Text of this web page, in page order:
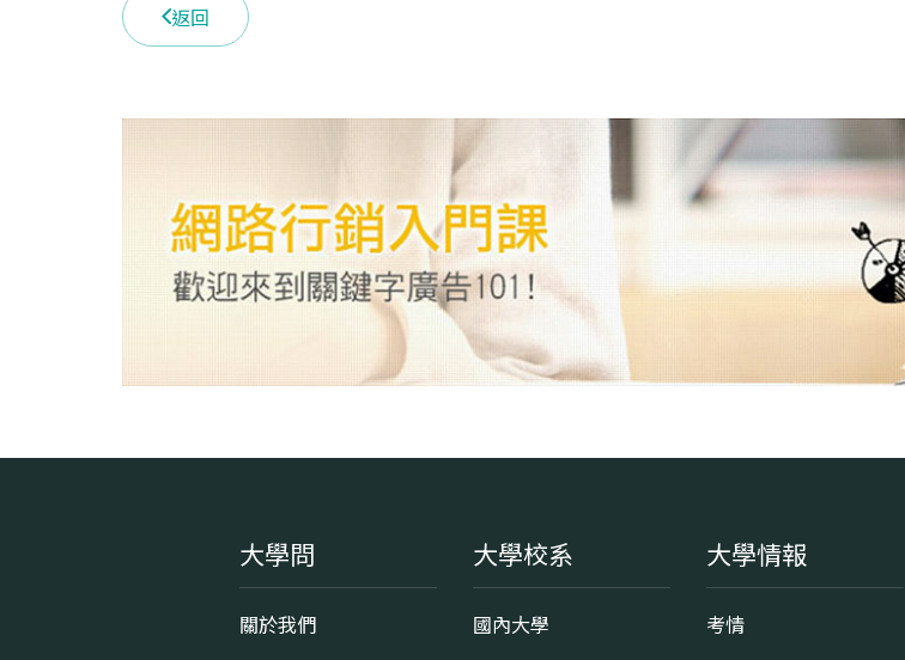
返回
大學問
關於我們
大學校系
國內大學
大學情報
考情